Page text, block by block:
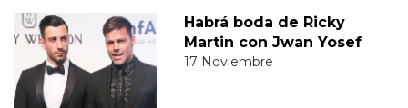
Habrá boda de Ricky
Martin con Jwan Yosef
17 Noviembre